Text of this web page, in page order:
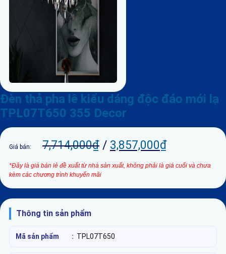
Đèn thả pha lê kiểu dáng độc đáo mới lạ
TPL07T650 355 Decor
Giá bán: 7,714,000₫ / 3,857,000₫
*Đây là giá bán lẻ đề xuất từ nhà sản xuất, không phải là giá cuối và chưa
kèm các chương trình khuyến mãi
Thông tin sản phẩm
Mã sản phẩm : TPL07T650